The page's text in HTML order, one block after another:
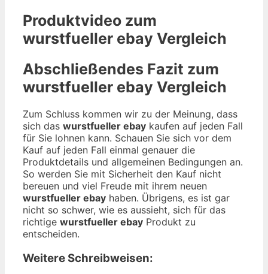
Produktvideo zum
wurstfueller ebay Vergleich
Abschließendes Fazit zum
wurstfueller ebay Vergleich
Zum Schluss kommen wir zu der Meinung, dass
sich das wurstfueller ebay kaufen auf jeden Fall
für Sie lohnen kann. Schauen Sie sich vor dem
Kauf auf jeden Fall einmal genauer die
Produktdetails und allgemeinen Bedingungen an.
So werden Sie mit Sicherheit den Kauf nicht
bereuen und viel Freude mit ihrem neuen
wurstfueller ebay haben. Übrigens, es ist gar
nicht so schwer, wie es aussieht, sich für das
richtige wurstfueller ebay Produkt zu
entscheiden.
Weitere Schreibweisen: